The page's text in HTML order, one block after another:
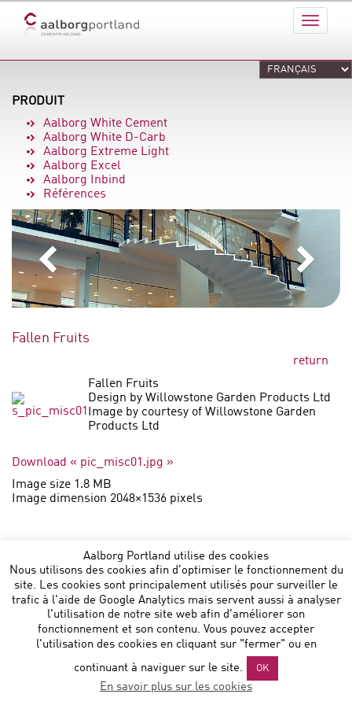
PRODUIT
Aalborg White Cement
Aalborg White D-Carb
Aalborg Extreme Light
Aalborg Excel
Aalborg Inbind
Références
Fallen Fruits
return
Fallen Fruits
Design by Willowstone Garden Products Ltd
Image by courtesy of Willowstone Garden
Products Ltd
Download « pic_misc01.jpg »
Image size 1.8 MB
Image dimension 2048×1536 pixels
Aalborg Portland utilise des cookies
Nous utilisons des cookies afin d'optimiser le fonctionnement du
site. Les cookies sont principalement utilisés pour surveiller le
trafic à l'aide de Google Analytics mais servent aussi à analyser
l'utilisation de notre site web afin d'améliorer son
fonctionnement et son contenu. Vous pouvez accepter
l'utilisation des cookies en cliquant sur "fermer" ou en
continuant à naviguer sur le site. OK
En savoir plus sur les cookies
Aalborg Portland Belgium NV:: Noorderlaan 147 B 9 :: B-
2030 Antwerp :: T: +32 472864729 ::
sales@aalborgportland.com